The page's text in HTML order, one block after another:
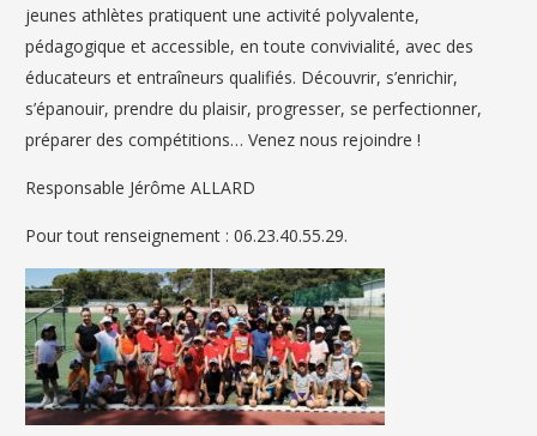
jeunes athlètes pratiquent une activité polyvalente,
pédagogique et accessible, en toute convivialité, avec des
éducateurs et entraîneurs qualifiés. Découvrir, s’enrichir,
s’épanouir, prendre du plaisir, progresser, se perfectionner,
préparer des compétitions… Venez nous rejoindre !
Responsable Jérôme ALLARD
Pour tout renseignement : 06.23.40.55.29.